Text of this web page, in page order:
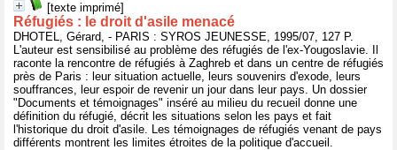
[texte imprimé]
Réfugiés : le droit d'asile menacé
DHOTEL, Gérard, - PARIS : SYROS JEUNESSE, 1995/07, 127 P.
L'auteur est sensibilisé au problème des réfugiés de l'ex-Yougoslavie. Il
raconte la rencontre de réfugiés à Zaghreb et dans un centre de réfugiés
près de Paris : leur situation actuelle, leurs souvenirs d'exode, leurs
souffrances, leur espoir de revenir un jour dans leur pays. Un dossier
"Documents et témoignages" inséré au milieu du recueil donne une
définition du réfugié, décrit les situations selon les pays et fait
l'historique du droit d'asile. Les témoignages de réfugiés venant de pays
différents montrent les limites étroites de la politique d'accueil.